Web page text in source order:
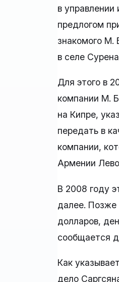
в
предлогом
знакомого М.
в селе
Для этого в
компании М.
на Кипре,
передать в
компании,
Армении
В 2008 году
далее. Позже
долларов,
сообщается
Как
дело